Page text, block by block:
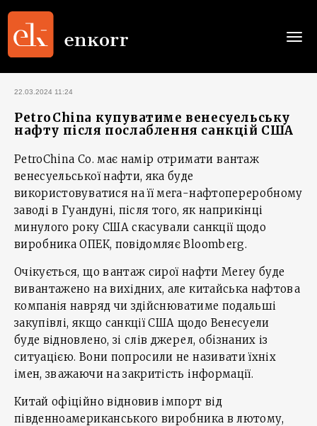
22.03.2024 11:24
PetroChina купуватиме венесуельську
нафту після послаблення санкцій США
PetroChina Co. має намір отримати вантаж
венесуельської нафти, яка буде
використовуватися на її мега-нафтопереробному
заводі в Гуандуні, після того, як наприкінці
минулого року США скасували санкції щодо
виробника ОПЕК, повідомляє Bloomberg.
Очікується, що вантаж сирої нафти Merey буде
вивантажено на вихідних, але китайська нафтова
компанія навряд чи здійснюватиме подальші
закупівлі, якщо санкції США щодо Венесуели
буде відновлено, зі слів джерел, обізнаних із
ситуацією. Вони попросили не називати їхніх
імен, зважаючи на закритість інформації.
Китай офіційно відновив імпорт від
південноамериканського виробника в лютому,